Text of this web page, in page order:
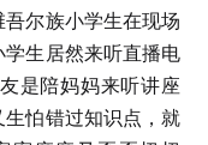
尔族小学生在现场
生居然来听直播电
是陪妈妈来听讲座
怕错过知识点，就